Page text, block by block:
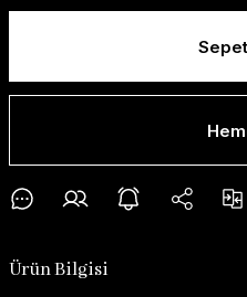
Ürün Bilgisi